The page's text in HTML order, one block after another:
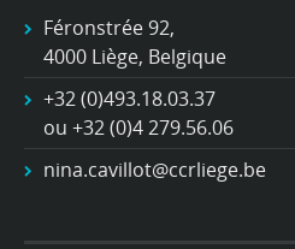
Féronstrée 92,
4000 Liège, Belgique
+32 (0)493.18.03.37
ou +32 (0)4 279.56.06
nina.cavillot@ccrliege.be